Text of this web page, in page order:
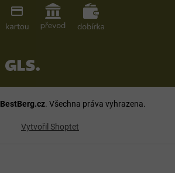
Vytvořil Shoptet
BestBerg.cz. Všechna práva vyhrazena.